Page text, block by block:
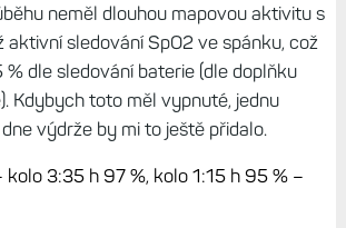
neměl dlouhou mapovou aktivitu s
aktivní sledování SpO2 ve spánku, což
dle sledování baterie (dle doplňku
Kdybych toto měl vypnuté, jednu
výdrže by mi to ještě přidalo.
3:35 h 97 %, kolo 1:15 h 95 % –